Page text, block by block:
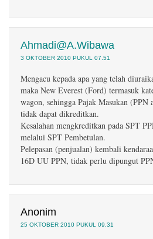
Ahmadi@A.Wibawa
3 OKTOBER 2010 PUKUL 07.51
Mengacu kepada apa yang telah
maka New Everest (Ford) termasuk
wagon, sehingga Pajak Masukan (PPN
tidak dapat dikreditkan.
Kesalahan mengkreditkan pada SPT
melalui SPT Pembetulan.
Pelepasan (penjualan) kembali
16D UU PPN, tidak perlu dipungut
Anonim
25 OKTOBER 2010 PUKUL 09.31